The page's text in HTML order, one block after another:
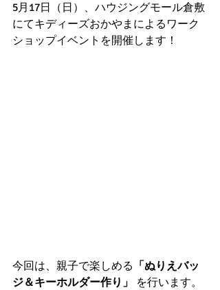
5月17日（日）、ハウジングモール倉敷
にてキディーズおかやまによるワーク
ショップイベントを開催します！
今回は、親子で楽しめる 「ぬりえバッ
ジ＆キーホルダー作り」
を行います。